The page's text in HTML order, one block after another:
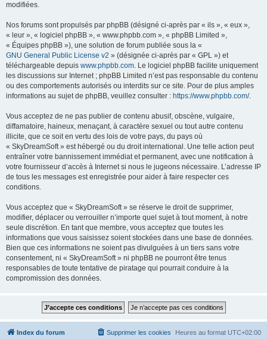
modifiées.
Nos forums sont propulsés par phpBB (désigné ci-après par « ils », « eux »,
« leur », « logiciel phpBB », « www.phpbb.com », « phpBB Limited »,
« Équipes phpBB »), une solution de forum publiée sous la «
GNU General Public License v2 » (désignée ci-après par « GPL ») et
téléchargeable depuis www.phpbb.com. Le logiciel phpBB facilite uniquement
les discussions sur Internet ; phpBB Limited n’est pas responsable du contenu
ou des comportements autorisés ou interdits sur ce site. Pour de plus amples
informations au sujet de phpBB, veuillez consulter : https://www.phpbb.com/.
Vous acceptez de ne pas publier de contenu abusif, obscène, vulgaire,
diffamatoire, haineux, menaçant, à caractère sexuel ou tout autre contenu
illicite, que ce soit en vertu des lois de votre pays, du pays où
« SkyDreamSoft » est hébergé ou du droit international. Une telle action peut
entraîner votre bannissement immédiat et permanent, avec une notification à
votre fournisseur d’accès à Internet si nous le jugeons nécessaire. L’adresse IP
de tous les messages est enregistrée pour aider à faire respecter ces
conditions.
Vous acceptez que « SkyDreamSoft » se réserve le droit de supprimer,
modifier, déplacer ou verrouiller n’importe quel sujet à tout moment, à notre
seule discrétion. En tant que membre, vous acceptez que toutes les
informations que vous saisissez soient stockées dans une base de données.
Bien que ces informations ne soient pas divulguées à un tiers sans votre
consentement, ni « SkyDreamSoft » ni phpBB ne pourront être tenus
responsables de toute tentative de piratage qui pourrait conduire à la
compromission des données.
Index du forum Heures au format UTC+02:00
Supprimer les cookies